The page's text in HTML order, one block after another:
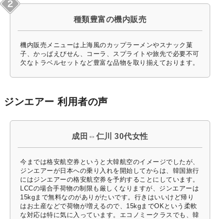
種類豊富の機内販売
機内販売メニューは上海風のカップラーメンやスナック菓
子、かっぱえびせん、コーラ、スプライトや旅先で必要不可
欠なトラベルセットなど豊富な品物を取り揃えております。
ジンエアー 利用者の声
成田⇔仁川 30代女性
今までは格安航空券というと大韓航空のイメージでしたが、
ジンエアーが日本への乗り入れを開始してからは、韓国旅行
にはジンエアーの格安航空券を予約することにしています。
LCCの場合手荷物の制限も厳しくなりますが、ジンエアーは
15kgまで無料なのがありがたいです。行きはいいけど帰り
はお土産などで荷物が増えるので、15kgまでOKという柔軟
な対応は特に気に入っています。エコノミークラスでも、韓